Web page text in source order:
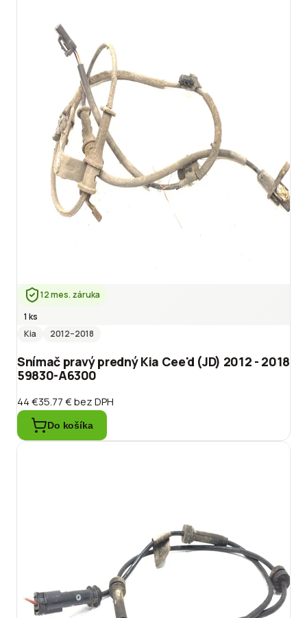
12 mes. záruka
1 ks
Kia
2012–2018
Snímač pravý predný Kia Cee'd (JD) 2012 - 2018
59830-A6300
44 €35.77 €bez DPH
Do košíka